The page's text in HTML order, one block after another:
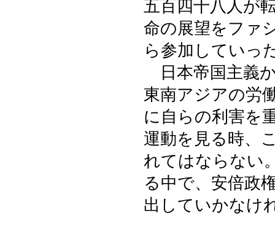
五百四十八人が
命の展望をファ
ら参加していっ
日本帝国主義
東南アジアの労
に自らの利害を
運動を見る時、
れてはならない
る中で、安倍政
出していかなけ